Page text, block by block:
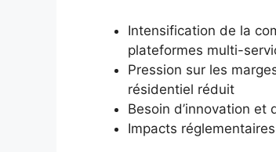
Intensification de la
plateformes multi-
Pression sur les
résidentiel réduit
Besoin d’innovation et
Impacts